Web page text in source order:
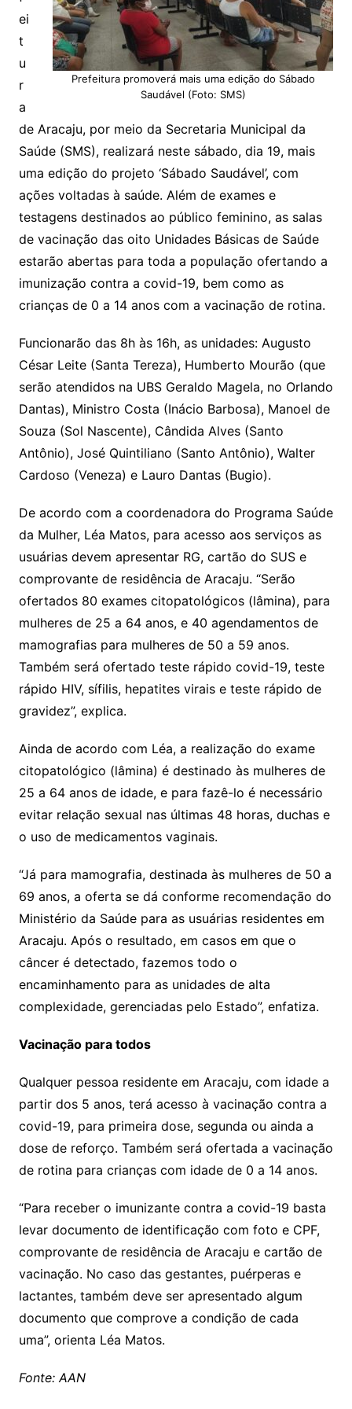
Prefeitura promoverá mais uma edição do Sábado
Saudável (Foto: SMS)
ei
t
u
r
a
de Aracaju, por meio da Secretaria Municipal da
Saúde (SMS), realizará neste sábado, dia 19, mais
uma edição do projeto ‘Sábado Saudável’, com
ações voltadas à saúde. Além de exames e
testagens destinados ao público feminino, as salas
de vacinação das oito Unidades Básicas de Saúde
estarão abertas para toda a população ofertando a
imunização contra a covid-19, bem como as
crianças de 0 a 14 anos com a vacinação de rotina.
Funcionarão das 8h às 16h, as unidades: Augusto
César Leite (Santa Tereza), Humberto Mourão (que
serão atendidos na UBS Geraldo Magela, no Orlando
Dantas), Ministro Costa (Inácio Barbosa), Manoel de
Souza (Sol Nascente), Cândida Alves (Santo
Antônio), José Quintiliano (Santo Antônio), Walter
Cardoso (Veneza) e Lauro Dantas (Bugio).
De acordo com a coordenadora do Programa Saúde
da Mulher, Léa Matos, para acesso aos serviços as
usuárias devem apresentar RG, cartão do SUS e
comprovante de residência de Aracaju. “Serão
ofertados 80 exames citopatológicos (lâmina), para
mulheres de 25 a 64 anos, e 40 agendamentos de
mamografias para mulheres de 50 a 59 anos.
Também será ofertado teste rápido covid-19, teste
rápido HIV, sífilis, hepatites virais e teste rápido de
gravidez”, explica.
Ainda de acordo com Léa, a realização do exame
citopatológico (lâmina) é destinado às mulheres de
25 a 64 anos de idade, e para fazê-lo é necessário
evitar relação sexual nas últimas 48 horas, duchas e
o uso de medicamentos vaginais.
“Já para mamografia, destinada às mulheres de 50 a
69 anos, a oferta se dá conforme recomendação do
Ministério da Saúde para as usuárias residentes em
Aracaju. Após o resultado, em casos em que o
câncer é detectado, fazemos todo o
encaminhamento para as unidades de alta
complexidade, gerenciadas pelo Estado”, enfatiza.
Vacinação para todos
Qualquer pessoa residente em Aracaju, com idade a
partir dos 5 anos, terá acesso à vacinação contra a
covid-19, para primeira dose, segunda ou ainda a
dose de reforço. Também será ofertada a vacinação
de rotina para crianças com idade de 0 a 14 anos.
“Para receber o imunizante contra a covid-19 basta
levar documento de identificação com foto e CPF,
comprovante de residência de Aracaju e cartão de
vacinação. No caso das gestantes, puérperas e
lactantes, também deve ser apresentado algum
documento que comprove a condição de cada
uma”, orienta Léa Matos.
Fonte: AAN